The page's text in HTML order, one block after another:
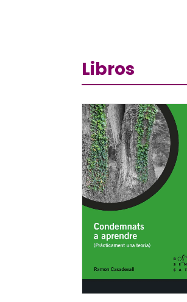
Libros